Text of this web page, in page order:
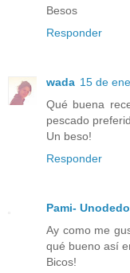
Besos
Responder
wada 15 de
Qué buena
pescado
Un beso!
Responder
Pami-
Ay como me
qué bueno así
Bicos!